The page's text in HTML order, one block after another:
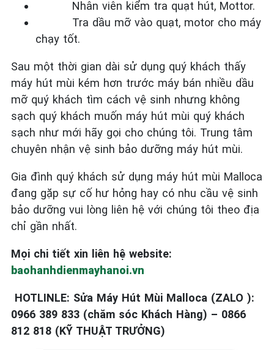
Nhân viên kiểm tra quạt hút, Mottor.
Tra dầu mỡ vào quạt, motor cho máy
chạy tốt.
Sau một thời gian dài sử dụng quý khách thấy
máy hút mùi kém hơn trước máy bán nhiều dầu
mỡ quý khách tìm cách vệ sinh nhưng không
sạch quý khách muốn máy hút mùi quý khách
sạch như mới hãy gọi cho chúng tôi. Trung tâm
chuyên nhận vệ sinh bảo dưỡng máy hút mùi.
Gia đình quý khách sử dụng máy hút mùi Malloca
đang gặp sự cố hư hỏng hay có nhu cầu vệ sinh
bảo dưỡng vui lòng liên hệ với chúng tôi theo địa
chỉ gần nhất.
Mọi chi tiết xin liên hệ website:
baohanhdienmayhanoi.vn
HOTLINLE: Sửa Máy Hút Mùi Malloca (ZALO ):
0966 389 833 (chăm sóc Khách Hàng) – 0866
812 818 (KỸ THUẬT TRƯỞNG)